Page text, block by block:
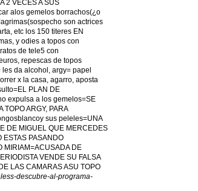
2 VECES A SUS
alos gemelos borrachos(¿o
son actrices
etc los 150 titeres EN
y odies a topos con
de tele5 con
repescas de topos
da alcohol, argy= papel
x la casa, agarro, aposta
PLAN DE
expulsa a los gemelos=SE
TOPO ARGY, PARA
sus peleles=UNA
DE MIGUEL QUE MERCEDES
ESTAS PASANDO
MIRIAM=ACUSADA DE
VENDE SU FALSA
LAS CAMARAS ASU TOPO
descubre-al-programa-